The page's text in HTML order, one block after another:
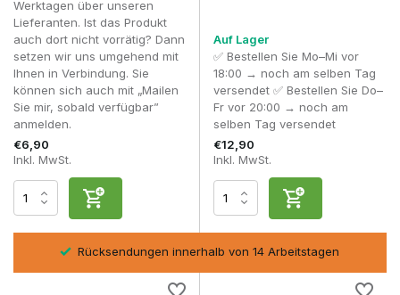
Für die meisten Airsoft-Spieler ist eine universelle
Funkgerätetasche die praktischste Wahl. Solltest du in
Zukunft ein anderes Funkgerät verwenden, muss in der
Regel nur die Einstellung der Tasche angepasst werden.
MBITR-Funkgeräte-Taschen
MBITR-Funkgeräte-Taschen wurden für militärische
Kommunikationsgeräte wie das MBITR (Multiband Inter/Intra
Team Radio) und vergleichbare Kommunikationssysteme
Dank der speziellen Passform bleibt das Funkgerät auch bei
intensiven Bewegungen sicher an seinem Platz, während die
zugänglich bleiben. Daher sind MBITR-Taschen bei
realistischen Milsim-Ausrüstungen und professionellen
Werktagen über unseren
Lieferanten. Ist das Produkt
auch dort nicht vorrätig? Dann
setzen wir uns umgehend mit
Ihnen in Verbindung. Sie
können sich auch mit „Mailen
Sie mir, sobald verfügbar”
anmelden.
€6,90
Inkl. MwSt.
Auf Lager
✅ Bestellen Sie Mo–Mi vor
18:00 → noch am selben Tag
versendet ✅ Bestellen Sie Do–
Fr vor 20:00 → noch am
selben Tag versendet
€12,90
Inkl. MwSt.
Rücksendungen innerhalb von 14 Arbeitstagen